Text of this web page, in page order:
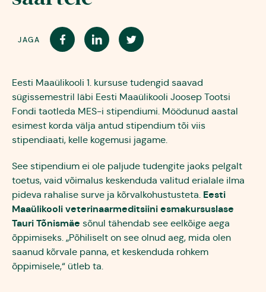
Laenud
Maaelu maine
JAGA
Eesti Maaülikooli 1. kursuse tudengid saavad
sügissemestril läbi Eesti Maaülikooli Joosep Tootsi
Fondi taotleda MES-i stipendiumi. Möödunud aastal
esimest korda välja antud stipendium tõi viis
stipendiaati, kelle kogemusi jagame.
See stipendium ei ole paljude tudengite jaoks pelgalt
toetus, vaid võimalus keskenduda valitud erialale ilma
pideva rahalise surve ja kõrvalkohustusteta. Eesti
Maaülikooli veterinaarmeditsiini esmakursuslase
Tauri Tõnismäe sõnul tähendab see eelkõige aega
õppimiseks. „Põhiliselt on see olnud aeg, mida olen
saanud kõrvale panna, et keskenduda rohkem
õppimisele,“ ütleb ta.